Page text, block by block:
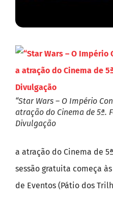
“Star Wars – O Império
atração do Cinema de 5ª.
Divulgação
a atração do Cinema de
sessão gratuita começa
de Eventos (Pátio dos